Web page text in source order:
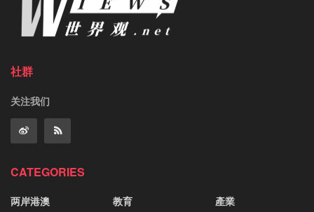
社群
关注我们
CATEGORIES
两岸港澳
教育
產業